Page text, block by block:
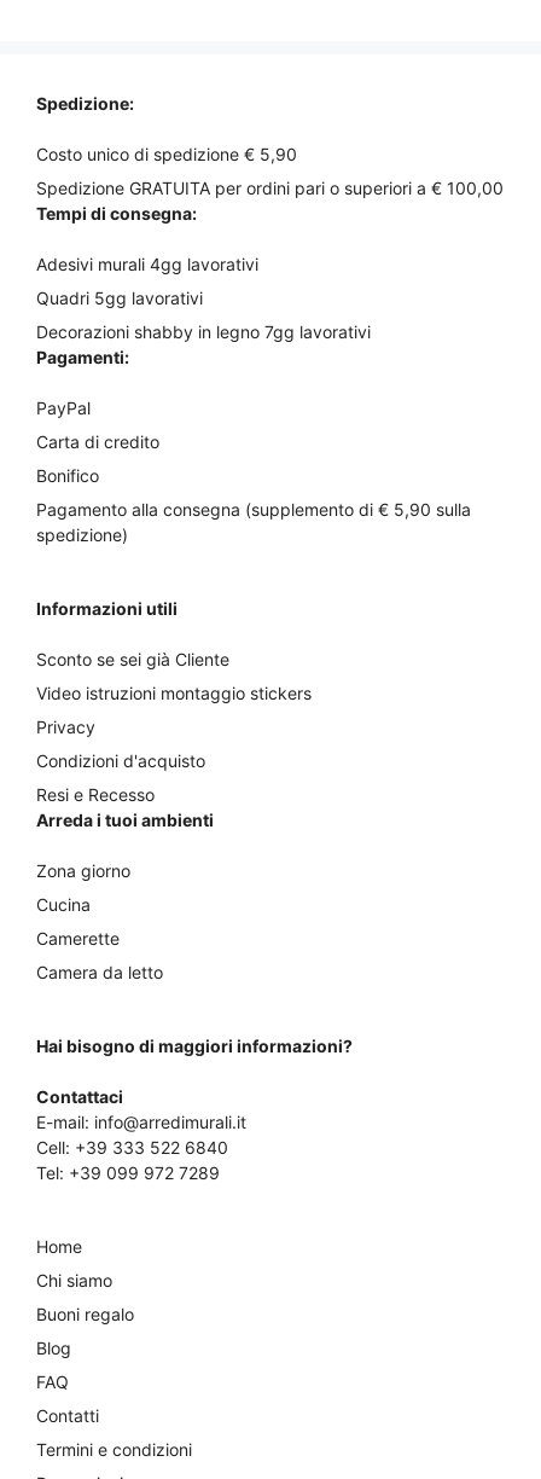
pagina
del
prodotto
Spedizione:
Costo unico di spedizione € 5,90
Spedizione GRATUITA per ordini pari o superiori a € 100,00
Tempi di consegna:
Adesivi murali 4gg lavorativi
Quadri 5gg lavorativi
Decorazioni shabby in legno 7gg lavorativi
Pagamenti:
PayPal
Carta di credito
Bonifico
Pagamento alla consegna (supplemento di € 5,90 sulla
spedizione)
Informazioni utili
Sconto se sei già Cliente
Video istruzioni montaggio stickers
Privacy
Condizioni d'acquisto
Resi e Recesso
Arreda i tuoi ambienti
Zona giorno
Cucina
Camerette
Camera da letto
Hai bisogno di maggiori informazioni?
Contattaci
E-mail: info@arredimurali.it
Cell: +39 333 522 6840
Tel: +39 099 972 7289
Home
Chi siamo
Buoni regalo
Blog
FAQ
Contatti
Termini e condizioni